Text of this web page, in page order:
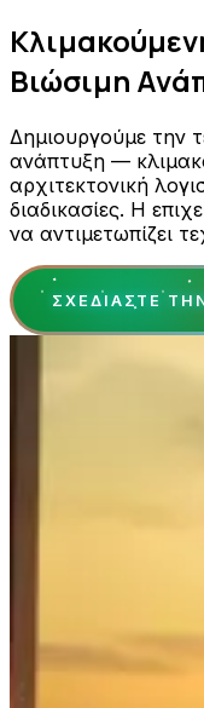
Βιώσιμη
Δημιουργούμε την
ανάπτυξη —
αρχιτεκτονική
διαδικασίες. Η
να αντιμετωπίζει
ΣΧΕΔΙΆΣΤΕ